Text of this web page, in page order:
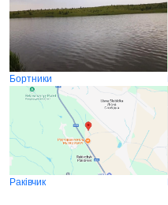
Бортники
Раківчик